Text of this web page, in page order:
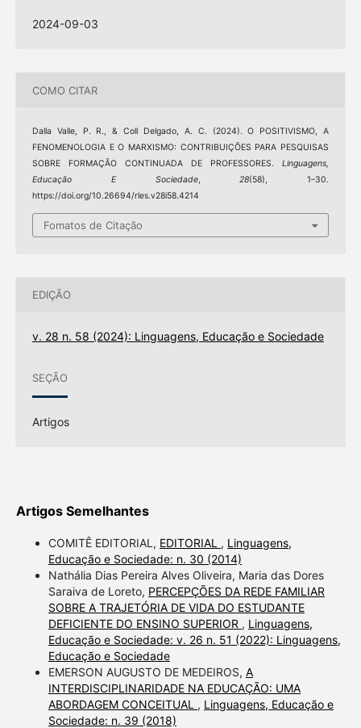
2024-09-03
COMO CITAR
Dalla Valle, P. R., & Coll Delgado, A. C. (2024). O POSITIVISMO, A
FENOMENOLOGIA E O MARXISMO: CONTRIBUIÇÕES PARA PESQUISAS
SOBRE FORMAÇÃO CONTINUADA DE PROFESSORES.Linguagens,
Educação E Sociedade,28(58), 1–30.
https://doi.org/10.26694/rles.v28i58.4214
Fomatos de Citação
EDIÇÃO
v. 28 n. 58 (2024): Linguagens, Educação e Sociedade
SEÇÃO
Artigos
Artigos Semelhantes
COMITÊ EDITORIAL, EDITORIAL , Linguagens,
Educação e Sociedade: n. 30 (2014)
Nathália Dias Pereira Alves Oliveira, Maria das Dores
Saraiva de Loreto, PERCEPÇÕES DA REDE FAMILIAR
SOBRE A TRAJETÓRIA DE VIDA DO ESTUDANTE
DEFICIENTE DO ENSINO SUPERIOR , Linguagens,
Educação e Sociedade: v. 26 n. 51 (2022): Linguagens,
Educação e Sociedade
EMERSON AUGUSTO DE MEDEIROS, A
INTERDISCIPLINARIDADE NA EDUCAÇÃO: UMA
ABORDAGEM CONCEITUAL , Linguagens, Educação e
Sociedade: n. 39 (2018)